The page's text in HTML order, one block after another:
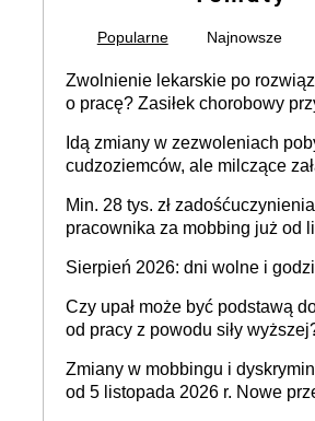
Popularne Najnowsze
Zwolnienie lekarskie po
o pracę? Zasiłek chorobowy
dni od ustania stosunku pracy
Idą zmiany w zezwoleniach
cudzoziemców, ale milczące
Min. 28 tys. zł
pracownika za mobbing już od
zespołu
Sierpień 2026: dni wolne i
Czy upał może być podstawą
od pracy z powodu siły
Zmiany w mobbingu i
od 5 listopada 2026 r. Nowe